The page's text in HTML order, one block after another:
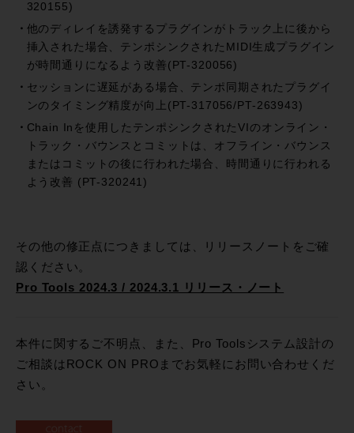
320155)
他のディレイを誘発するプラグインがトラック上に後から
挿入された場合、テンポシンクされたMIDI生成プラグイン
が時間通りになるよう改善(PT-320056)
セッションに遅延がある場合、テンポ同期されたプラグイ
ンのタイミング精度が向上(PT-317056/PT-263943)
Chain Inを使用したテンポシンクされたVIのオンライン・
トラック・バウンスとコミットは、オフライン・バウンス
またはコミットの後に行われた場合、時間通りに行われる
よう改善 (PT-320241)
その他の修正点につきましては、リリースノートをご確
認ください。
Pro Tools 2024.3 / 2024.3.1 リリース・ノート
本件に関するご不明点、また、Pro Toolsシステム設計の
ご相談はROCK ON PROまでお気軽にお問い合わせくだ
さい。